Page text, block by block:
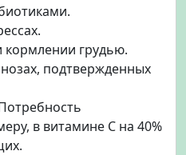
грудью.
подтвержденных
в витамине С на 40%